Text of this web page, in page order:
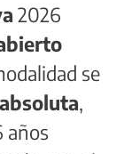
2026
se
,
años